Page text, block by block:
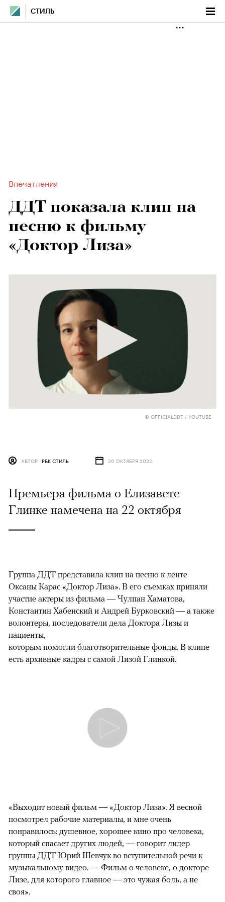
СТИЛЬ
Впечатления
ДДТ показала клип на
песню к фильму
«Доктор Лиза»
© OFFICIALDDT / YOUTUBE
АВТОР РБК СТИЛЬ 20 ОКТЯБРЯ 2020
Премьера фильма о Елизавете
Глинке намечена на 22 октября
Группа ДДТ представила клип на песню к ленте
Оксаны Карас «Доктор Лиза». В его съемках приняли
участие актеры из фильма — Чулпан Хаматова,
Константин Хабенский и Андрей Бурковский — а также
волонтеры, последователи дела Доктора Лизы и
пациенты,
которым помогли благотворительные фонды. В клипе
есть архивные кадры с самой Лизой Глинкой.
«Выходит новый фильм — «Доктор Лиза». Я весной
посмотрел рабочие материалы, и мне очень
понравилось: душевное, хорошее кино про человека,
который спасает других людей, — говорит лидер
группы ДДТ Юрий Шевчук во вступительной речи к
музыкальному видео. — Фильм о человеке, о докторе
Лизе, для которого главное — это чужая боль, а не
своя».